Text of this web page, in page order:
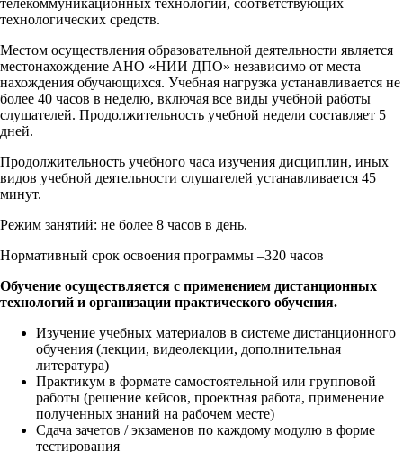
технологических средств.
Местом осуществления образовательной деятельности является
местонахождение АНО «НИИ ДПО» независимо от места
нахождения обучающихся. Учебная нагрузка устанавливается не
более 40 часов в неделю, включая все виды учебной работы
слушателей. Продолжительность учебной недели составляет 5
дней.
Продолжительность учебного часа изучения дисциплин, иных
видов учебной деятельности слушателей устанавливается 45
минут.
Режим занятий: не более 8 часов в день.
Нормативный срок освоения программы –320 часов
Обучение осуществляется с применением дистанционных
технологий и организации практического обучения.
Изучение учебных материалов в системе дистанционного
обучения (лекции, видеолекции, дополнительная
литература)
Практикум в формате самостоятельной или групповой
работы (решение кейсов, проектная работа, применение
полученных знаний на рабочем месте)
Сдача зачетов / экзаменов по каждому модулю в форме
тестирования